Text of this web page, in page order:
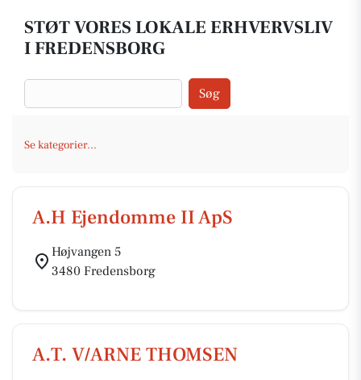
STØT VORES LOKALE ERHVERVSLIV
I FREDENSBORG
Søg
Se kategorier...
A.H Ejendomme II ApS
Højvangen 5
3480 Fredensborg
A.T. V/ARNE THOMSEN